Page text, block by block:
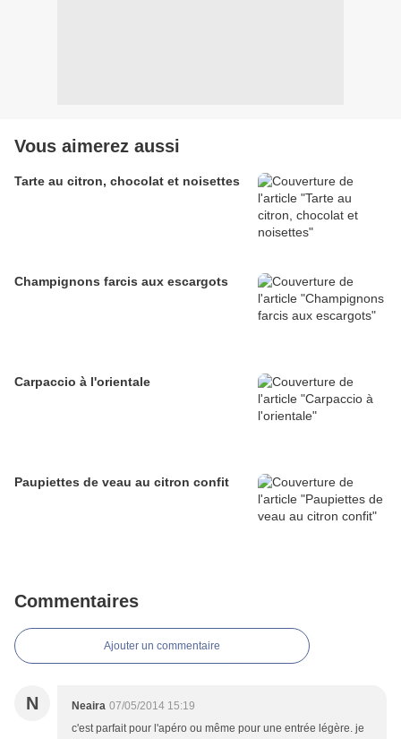
Vous aimerez aussi
Tarte au citron, chocolat et noisettes
Champignons farcis aux escargots
Carpaccio à l'orientale
Paupiettes de veau au citron confit
Commentaires
Ajouter un commentaire
N Neaira 07/05/2014 15:19
c'est parfait pour l'apéro ou même pour une entrée légère. je